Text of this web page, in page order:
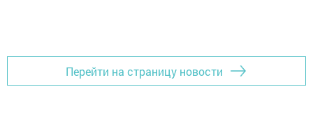
Перейти на страницу новости